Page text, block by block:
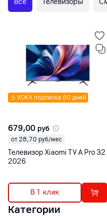
Все Телевизоры
VOKA подписка 60 дней
679,00 руб
от 28,70 руб/мес
Телевизор Xiaomi TV A Pro 32
2026
В 1 клик
Категории